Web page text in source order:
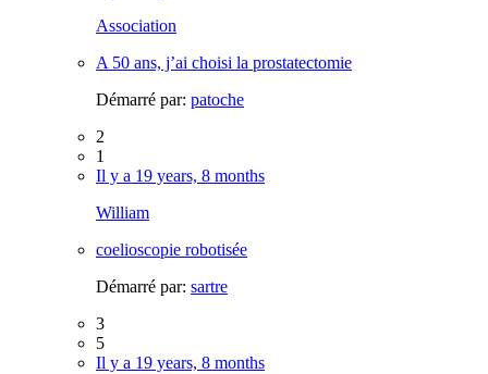
Association
A 50 ans, j’ai choisi la prostatectomie
Démarré par: patoche
2
1
Il y a 19 years, 8 months
William
coelioscopie robotisée
Démarré par: sartre
3
5
Il y a 19 years, 8 months